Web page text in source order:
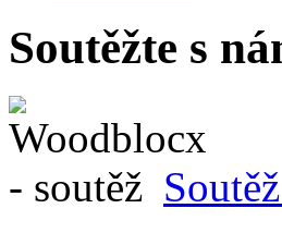
Soutěžte s